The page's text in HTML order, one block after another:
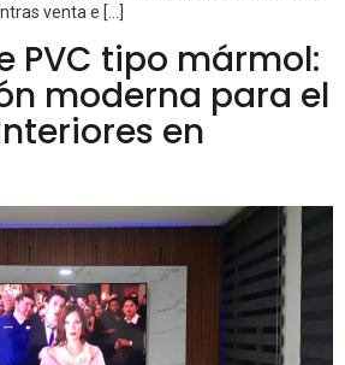
venta e […]
PVC tipo mármol:
moderna para el
en